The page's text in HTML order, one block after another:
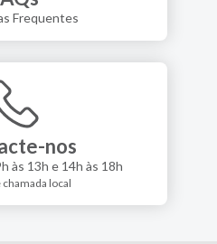
Frequentes
nos
às 13h e 14h às 18h
chamada local